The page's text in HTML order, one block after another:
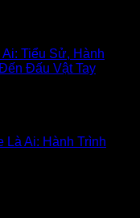
Tiểu Sử, Hành
Đấu Vật Tay
Là Ai: Hành Trình